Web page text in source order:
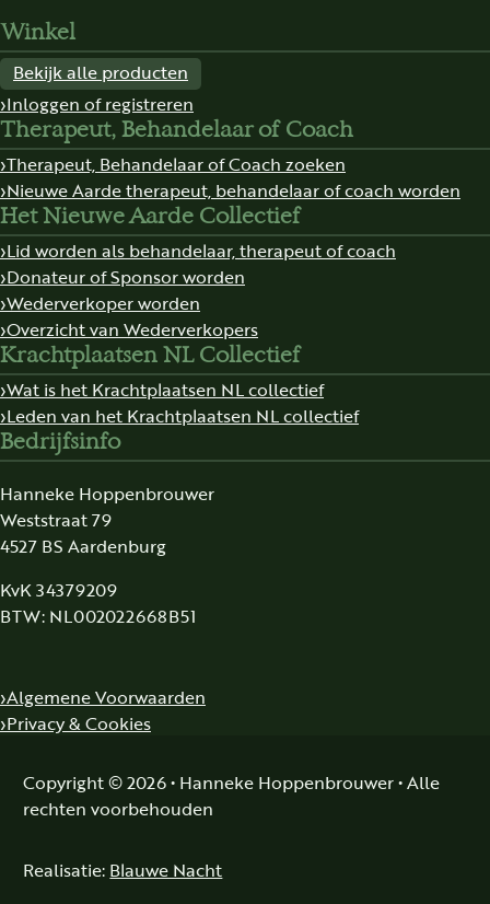
Winkel
Bekijk alle producten
Inloggen of registreren
Therapeut, Behandelaar of Coach
Therapeut, Behandelaar of Coach zoeken
Nieuwe Aarde therapeut, behandelaar of coach worden
Het Nieuwe Aarde Collectief
Lid worden als behandelaar, therapeut of coach
Donateur of Sponsor worden
Wederverkoper worden
Overzicht van Wederverkopers
Krachtplaatsen NL Collectief
Wat is het Krachtplaatsen NL collectief
Leden van het Krachtplaatsen NL collectief
Bedrijfsinfo
Hanneke Hoppenbrouwer
Weststraat 79
4527 BS Aardenburg
KvK 34379209
BTW: NL002022668B51
Algemene Voorwaarden
Privacy & Cookies
Copyright © 2026 • Hanneke Hoppenbrouwer • Alle
rechten voorbehouden
Realisatie: Blauwe Nacht